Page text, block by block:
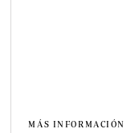
MÁS INFORMACIÓN